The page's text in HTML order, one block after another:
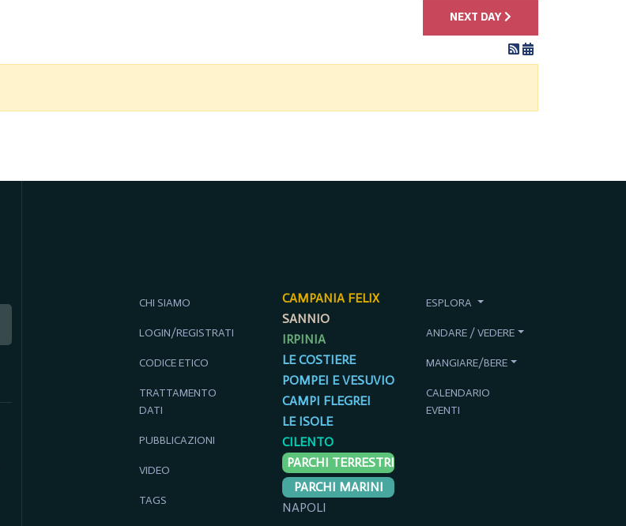
NEXT DAY
CHI SIAMO
LOGIN/REGISTRATI
CODICE ETICO
TRATTAMENTO
DATI
PUBBLICAZIONI
VIDEO
TAGS
CAMPANIA FELIX
SANNIO
IRPINIA
LE COSTIERE
POMPEI E VESUVIO
CAMPI FLEGREI
LE ISOLE
CILENTO
PARCHI TERRESTRI
PARCHI MARINI
NAPOLI
ESPLORA
ANDARE / VEDERE
MANGIARE/BERE
CALENDARIO
EVENTI